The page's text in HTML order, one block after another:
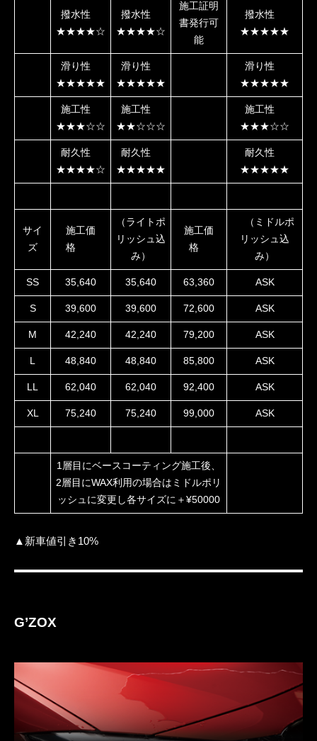
撥水性
★★★★☆︎
撥水性
★★★★☆︎
施工証明
書発行可
能
撥水性
★★★★★
滑り性
★★★★★
滑り性
★★★★★
滑り性
★★★★★
施工性
★★★☆☆︎
施工性
★★☆☆☆︎
施工性
★★★☆☆︎
耐久性
★★★★☆
耐久性
★★★★★
耐久性
★★★★★
サイ
ズ
施工価
格
（ライトポ
リッシュ込
み）
施工価
格
（ミドルポ
リッシュ込
み）
SS 35,640 35,640 63,360 ASK
S 39,600 39,600 72,600 ASK
M 42,240 42,240 79,200 ASK
L 48,840 48,840 85,800 ASK
LL 62,040 62,040 92,400 ASK
XL 75,240 75,240 99,000 ASK
1層目にベースコーティング施工後、
2層目にWAX利用の場合はミドルポリ
ッシュに変更し各サイズに＋¥50000
▲新車値引き10%
G’ZOX